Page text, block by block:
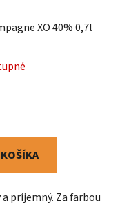
XO 40% 0,7l
príjemný. Za farbou